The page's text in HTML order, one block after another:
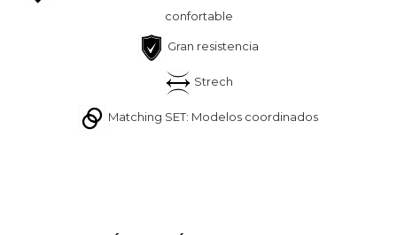
confortable
Gran resistencia
Strech
Matching SET: Modelos coordinados